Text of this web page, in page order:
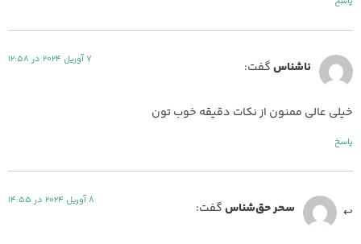
ناشناسگفت: 7 آوریل 2024 در 12:58
خیلی عالی ممنون از نکات دقیقه خوب تون
پاسخ
سحر حق‌شناسگفت: 8 آوریل 2024 در 14:55